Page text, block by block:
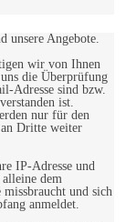
unsere Angebote.
wir von Ihnen
die Überprüfung
Adresse sind bzw.
ist.
nur für den
Dritte weiter
IP-Adresse und
dem
und sich
anmeldet.